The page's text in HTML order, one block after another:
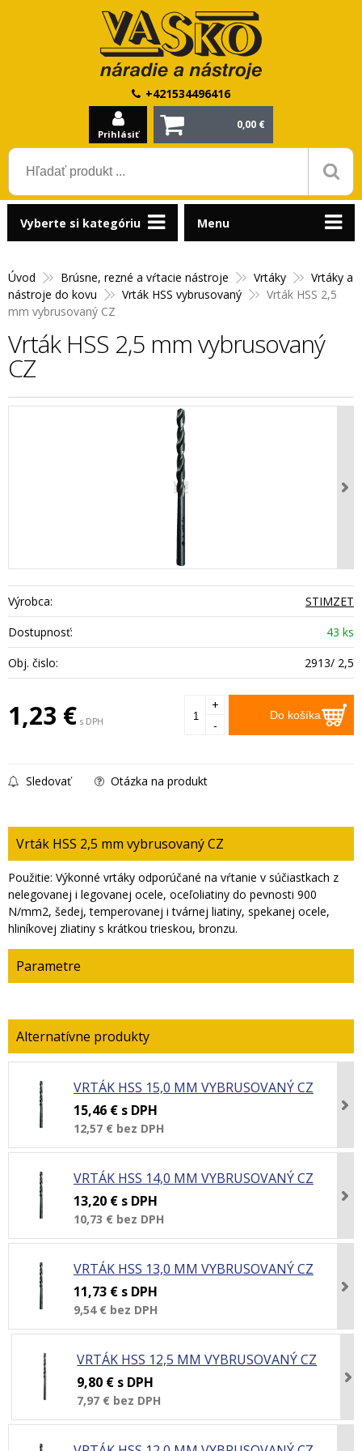
+421534496416
Prihlásiť
0,00 €
Úvod Brúsne, rezné a vŕtacie nástroje Vrtáky
Vrtáky a
nástroje do kovu
Vrták HSS vybrusovaný
Vrták HSS 2,5
mm vybrusovaný CZ
Vrták HSS 2,5 mm vybrusovaný
CZ
Výrobca:
STIMZET
Dostupnosť:
43 ks
Obj. čislo:
2913/ 2,5
1,23 € s DPH Do košíka
+
-
Sledovať Otázka na produkt
Vrták HSS 2,5 mm vybrusovaný CZ
Použitie: Výkonné vrtáky odporúčané na vŕtanie v súčiastkach z
nelegovanej i legovanej ocele, oceľoliatiny do pevnosti 900
N/mm2, šedej, temperovanej i tvárnej liatiny, spekanej ocele,
hliníkovej zliatiny s krátkou trieskou, bronzu.
Parametre
VRTÁK HSS 15,0 MM VYBRUSOVANÝ CZ
15,46 € s DPH
12,57 € bez DPH
VRTÁK HSS 14,0 MM VYBRUSOVANÝ CZ
13,20 € s DPH
10,73 € bez DPH
VRTÁK HSS 13,0 MM VYBRUSOVANÝ CZ
11,73 € s DPH
9,54 € bez DPH
VRTÁK HSS 12,5 MM VYBRUSOVANÝ CZ
9,80 € s DPH
7,97 € bez DPH
Vyberte si kategóriu Menu